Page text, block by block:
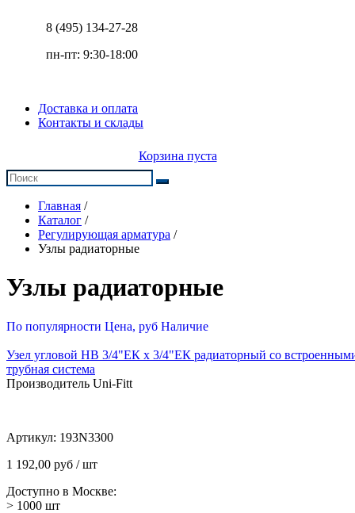
8 (495) 134-27-28
пн-пт: 9:30-18:00
Доставка и оплата
Контакты и склады
Корзина пуста
Главная /
Каталог /
Регулирующая арматура /
Узлы радиаторные
Узлы радиаторные
По популярности Цена, руб Наличие
Узел угловой НВ 3/4"ЕК х 3/4"ЕК радиаторный со
трубная система
Производитель Uni-Fitt
Артикул: 193N3300
1 192,00 руб / шт
Доступно в Москве:
> 1000 шт